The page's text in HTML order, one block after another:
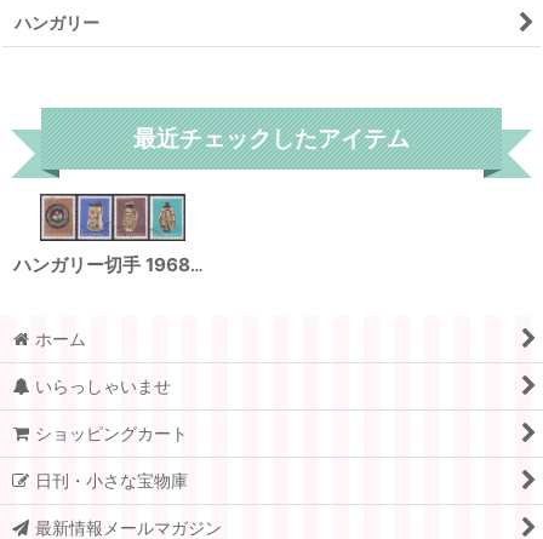
ハンガリー
最近チェックしたアイテム
ハンガリー切手 1968年 民芸品 4種
ホーム
いらっしゃいませ
ショッピングカート
日刊・小さな宝物庫
最新情報メールマガジン